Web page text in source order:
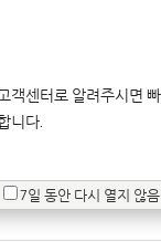
객센터로 알려주시면
니다.
7일 동안 다시 열지 않음